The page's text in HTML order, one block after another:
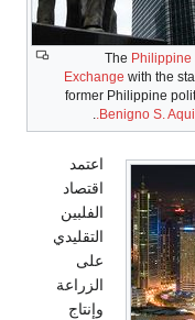
The Philippine
Exchange with the
former Philippine
Benigno S.
.
اعتمد
اقتصاد
الفلبين
التقليدي
على
الزراعة
وإنتاج